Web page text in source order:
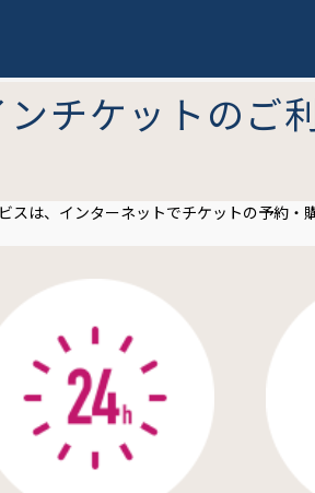
チケットのご
は、インターネットでチケットの予約・